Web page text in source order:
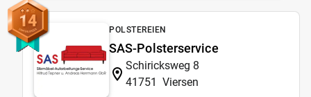
14 POLSTEREIEN
SAS-Polsterservice
Schiricksweg 8
41751 Viersen